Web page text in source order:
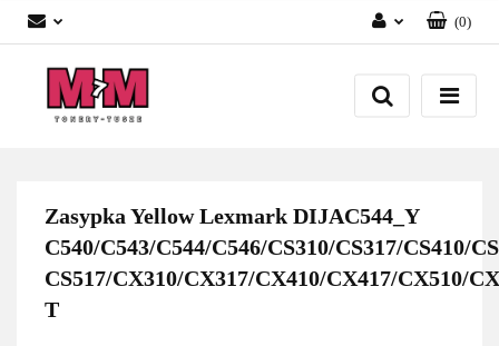
Zaloguj się
Załóż konto
(0)
Zasypka Yellow Lexmark DIJAC544_Y
C540/C543/C544/C546/CS310/CS317/CS410/
CS517/CX310/CX317/CX410/CX417/CX510/
T